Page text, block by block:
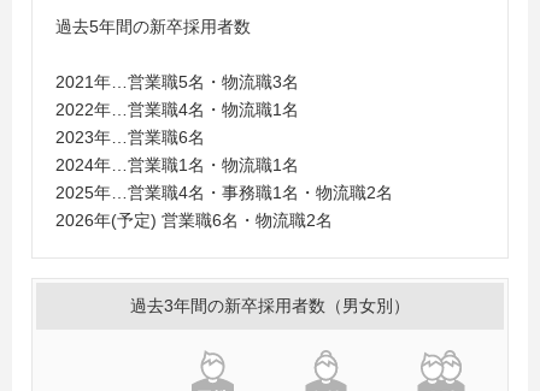
里大学、九州大学、京都外国語大学、杏林大学、近畿大
学、駒澤大学、埼玉大学、静岡県立大学、島根大学、女
子栄養大学、信州大学、水産大学校、駿河台大学、成蹊
大学、成城大学、西南学院大学、専修大学、創価大学、
大東文化大学、拓殖大学、玉川大学、千葉科学大学、千
葉商科大学、中央大学、中央学院大学、帝京大学、帝京
平成大学、天理大学、東海大学、東京海洋大学、東京経
済大学、東京国際大学、東京農業大学、東京農工大学、
同志社大学、東邦大学、東北大学、東北学院大学、東洋
学、日本大学、日本経済大学（福岡）、日本工業大学、
日本獣医生命科学大学、函館大学、八戸学院大学、福岡
大学、法政大学、北海道大学、明治大学、明治学院大
過去5年間の新卒採用者数
2021年…営業職5名・物流職3名
2022年…営業職4名・物流職1名
2023年…営業職6名
2024年…営業職1名・物流職1名
2025年…営業職4名・事務職1名・物流職2名
2026年(予定) 営業職6名・物流職2名
過去3年間の新卒採用者数（男女別）